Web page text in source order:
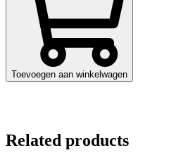
Toevoegen aan winkelwagen
Related products